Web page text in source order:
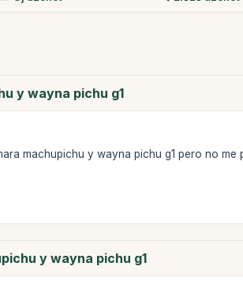
y wayna pichu g1
machupichu y wayna pichu g1 pero no
y wayna pichu g1